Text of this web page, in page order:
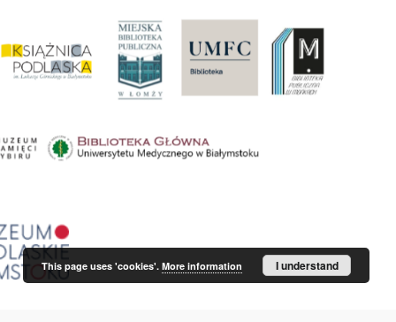
This page uses 'cookies'. More information I understand